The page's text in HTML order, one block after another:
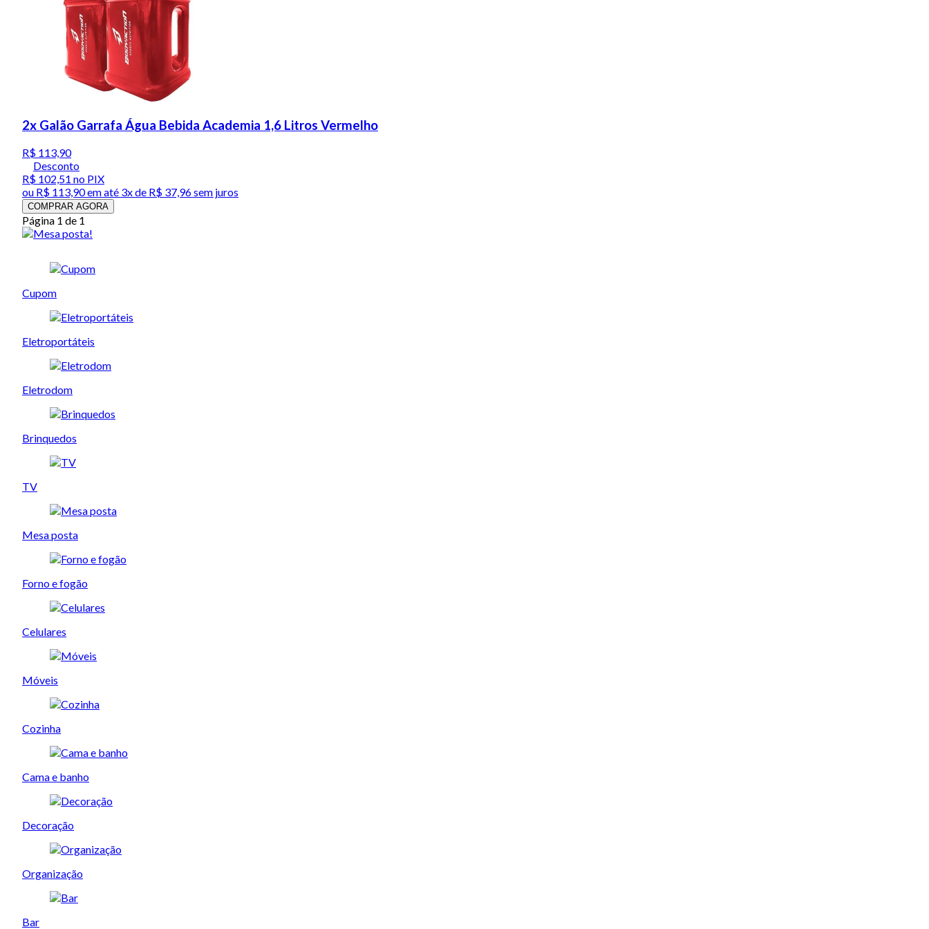
2x Galão Garrafa Água Bebida Academia 1,6 Litros Vermelho
R$ 113,90
Desconto
R$ 102,51 no PIX
ou R$ 113,90em até 3x de R$ 37,96 sem juros
COMPRAR AGORA
Página 1 de 1
Cupom
Eletroportáteis
Eletrodom
Brinquedos
TV
Mesa posta
Forno e fogão
Celulares
Móveis
Cozinha
Cama e banho
Decoração
Organização
Bar